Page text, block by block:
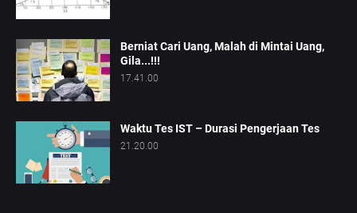
Berniat Cari Uang, Malah di Mintai Uang,
Gila...!!!
17.41.00
Waktu Tes IST – Durasi Pengerjaan Tes
21.20.00